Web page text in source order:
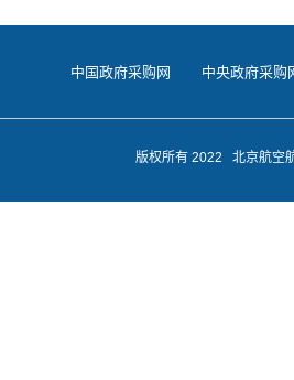
中国政府采购网 中央政府采购
版权所有 2022 北京航